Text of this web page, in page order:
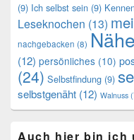
(9) Ich selbst sein (9)
Leseknochen (13)
nachgebacken (8)
(12) persönliches (10)
(24) Selbstfindung (9)
selbstgenäht (12) Walnuss
Auch hier bin ich